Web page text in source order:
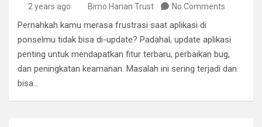
2 years ago Bimo Harian Trust No Comments
Pernahkah kamu merasa frustrasi saat aplikasi di
ponselmu tidak bisa di-update? Padahal, update aplikasi
penting untuk mendapatkan fitur terbaru, perbaikan bug,
dan peningkatan keamanan. Masalah ini sering terjadi dan
bisa…